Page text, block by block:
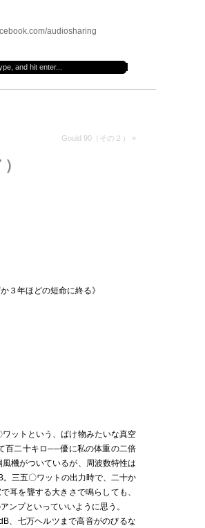
audiosharing
Gould 90（その２） »
３年ほどの短命に終る》
ットという、ばけ物みたいな真空
百二十キロ──優に私の体重の二倍
機がついているが、周波数特性は
三五〇ワットの出力時で、二十か
耳を聾する大きさで鳴らしても、
ンプといっていいように思う。
、七万ヘルツまで高音がのびるな